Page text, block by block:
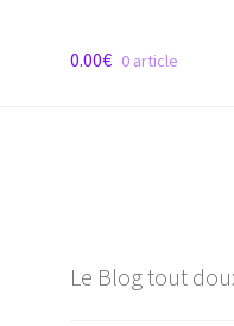
0.00€ 0 article
Le Blog tout